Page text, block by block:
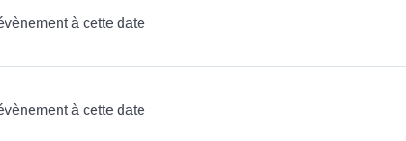
à cette date
à cette date